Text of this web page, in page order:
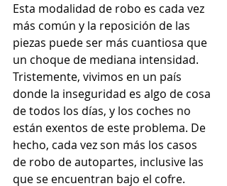
Esta modalidad de robo es cada vez
más común y la reposición de las
piezas puede ser más cuantiosa que
un choque de mediana intensidad.
Tristemente, vivimos en un país
donde la inseguridad es algo de cosa
de todos los días, y los coches no
están exentos de este problema. De
hecho, cada vez son más los casos
de robo de autopartes, inclusive las
que se encuentran bajo el cofre.